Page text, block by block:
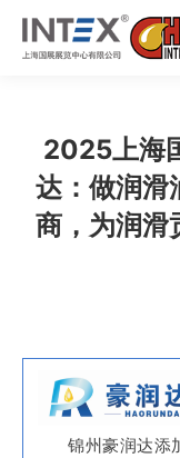
2025上海
达：做润滑
商，为润滑
锦州豪润达添